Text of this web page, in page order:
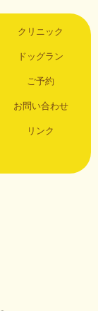
クリニック
ドッグラン
ご予約
お問い合わせ
リンク